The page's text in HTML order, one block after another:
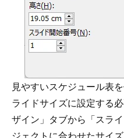
見やすいスケジュール表
ライドサイズに設定する
ザイン」タブから「スラ